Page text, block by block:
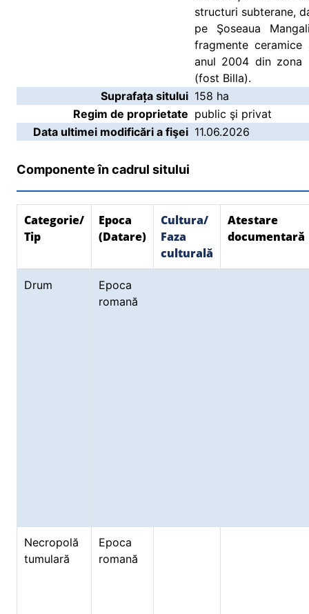
structuri subterane,
pe Şoseaua
fragmente
anul 2004 din zona
(fost Billa).
Suprafața sitului 158 ha
Regim de proprietate public şi privat
Data ultimei modificări a fişei 11.06.2026
Componente în cadrul sitului
Categorie/
Tip
Epoca
(Datare)
Cultura/
Faza
culturală
Atestare
documentară
Drum
Epoca
romană
Necropolă
tumulară
Epoca
romană